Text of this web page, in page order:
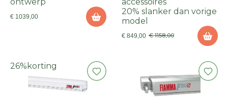
€ 1039,00
20% slanker dan vorige
model
€ 849,00 € 1158,00
26% korting